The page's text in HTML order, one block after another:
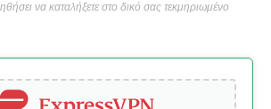
να καταλήξετε στο δικό σας τεκμηριωμένο